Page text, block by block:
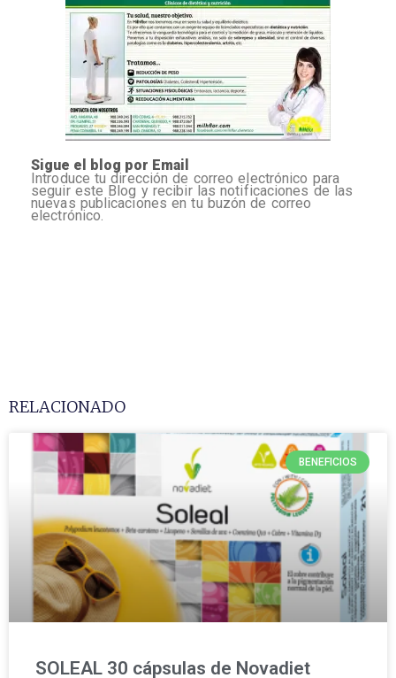
Sigue el blog por Email
Introduce tu dirección de correo electrónico para
seguir este Blog y recibir las notificaciones de las
nuevas publicaciones en tu buzón de correo
electrónico.
RELACIONADO
BENEFICIOS
SOLEAL 30 cápsulas de Novadiet